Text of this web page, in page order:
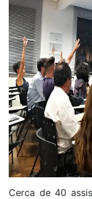
Cerca de 40